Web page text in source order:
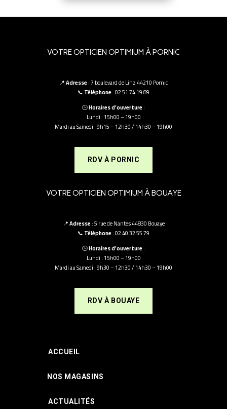
VOTRE OPTICIEN OPTIMIUM À PORNIC
📍Adresse: 7 boulevard de Linz 44210 Pornic
📞 Téléphone: 02 51 74 19 89
🕒Horaires d’ouverture:
Lundi : 15h00 – 19h00
Mardi au Samedi : 9h15 – 12h30 / 14h30 – 19h00
RDV À PORNIC
VOTRE OPTICIEN OPTIMIUM À BOUAYE
📍Adresse: 5 rue de Nantes 44830 Bouaye
📞 Téléphone: 02 40 32 55 79
🕒Horaires d’ouverture:
Lundi : 15h00 – 19h00
Mardi au Samedi : 9h30 – 12h30 / 14h30 – 19h00
RDV À BOUAYE
ACCUEIL
NOS MAGASINS
ACTUALITÉS